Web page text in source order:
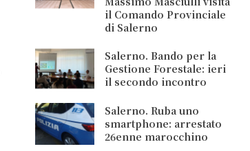
il Comando Provinciale
di Salerno
Salerno. Bando per la
Gestione Forestale: ieri
il secondo incontro
Salerno. Ruba uno
smartphone: arrestato
26enne marocchino